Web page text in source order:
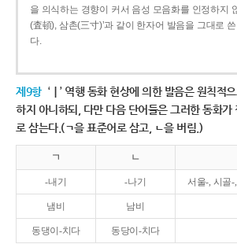
을 의식하는 경향이 커서 음성 모음화를 인정하지
(査頓), 삼촌(三寸)’과 같이 한자어 발음을 그대로
다.
제9항 ‘ㅣ’ 역행 동화 현상에 의한 발음은 원칙적
하지 아니하되, 다만 다음 단어들은 그러한 동화가
로 삼는다.(ㄱ을 표준어로 삼고, ㄴ을 버림.)
ㄱ ㄴ
-내기 -나기 서울-, 시골-
냄비 남비
동댕이-치다 동당이-치다